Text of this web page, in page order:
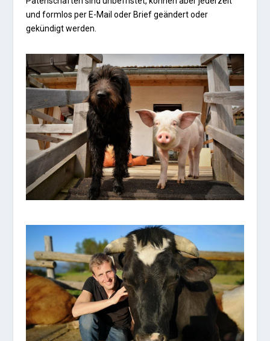
und formlos per E-Mail oder Brief geändert oder
gekündigt werden.